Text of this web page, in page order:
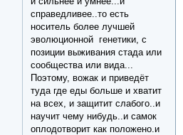
справедливее..то есть
носитель более лучшей
эволюционной генетики, с
позиции выживания стада или
сообщества или вида...
Поэтому, вожак и приведёт
туда где еды больше и хватит
на всех, и защитит слабого..и
научит чему нибудь..и самок
оплодотворит как положено.и